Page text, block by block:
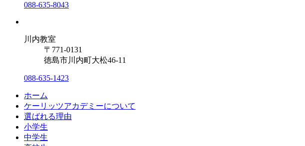
088-635-8043
川内教室
〒771-0131
徳島市川内町大松46-11
088-635-1423
ホーム
ケーリッツアカデミーについて
選ばれる理由
小学生
中学生